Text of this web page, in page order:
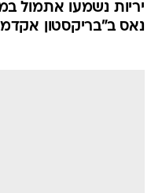
יריות נשמעו אתמול
נאס ב"בריקסטון